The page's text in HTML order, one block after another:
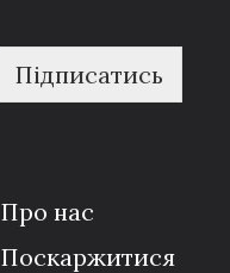
Підписатись
Про нас
Поскаржитися